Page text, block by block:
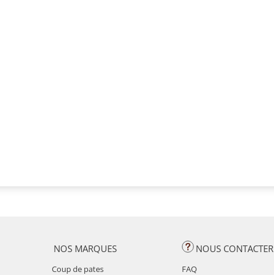
NOS MARQUES
Coup de pates
NOUS CONTACTER
FAQ